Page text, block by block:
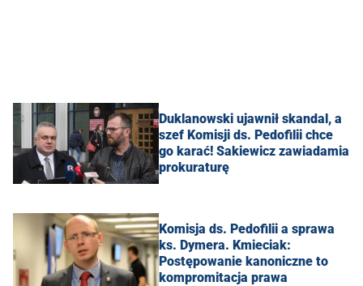
Duklanowski ujawnił skandal, a
szef Komisji ds. Pedofilii chce
go karać! Sakiewicz zawiadamia
prokuraturę
Komisja ds. Pedofilii a sprawa
ks. Dymera. Kmieciak:
Postępowanie kanoniczne to
kompromitacja prawa